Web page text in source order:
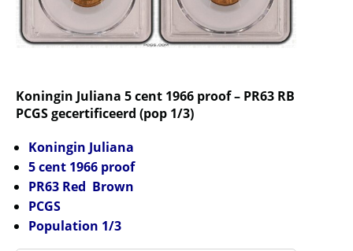
Koningin Juliana 5 cent 1966 proof – PR63 RB
PCGS gecertificeerd (pop 1/3)
Koningin Juliana
5 cent 1966 proof
PR63 Red Brown
PCGS
Population 1/3